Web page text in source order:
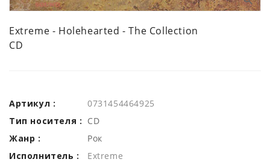
Extreme - Holehearted - The Collection
CD
Артикул :
0731454464925
Тип носителя : CD
Жанр :
Рок
Исполнитель :
Extreme